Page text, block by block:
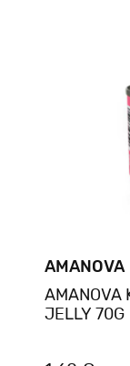
AMANOVA
JELLY 70G